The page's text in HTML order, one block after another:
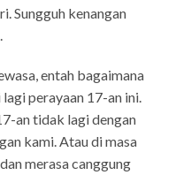
Sungguh kenangan
entah bagaimana
perayaan 17-an ini.
an tidak lagi dengan
kami. Atau di masa
merasa canggung